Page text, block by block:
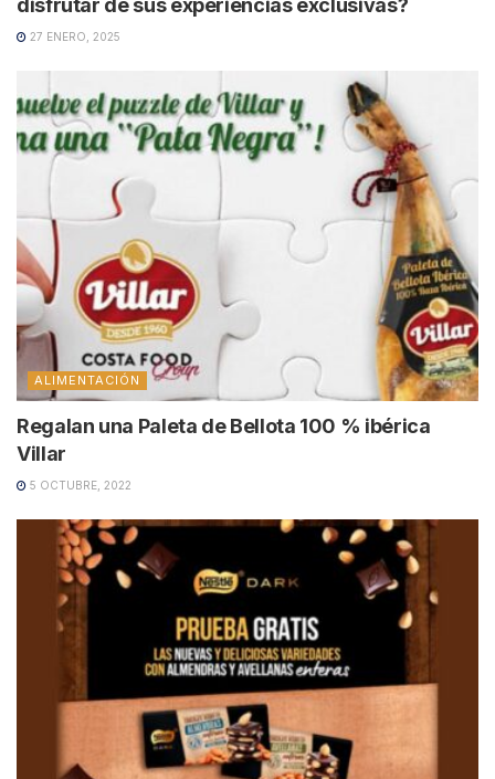
disfrutar de sus experiencias exclusivas?
27 ENERO, 2025
ALIMENTACIÓN
Regalan una Paleta de Bellota 100 % ibérica
Villar
5 OCTUBRE, 2022